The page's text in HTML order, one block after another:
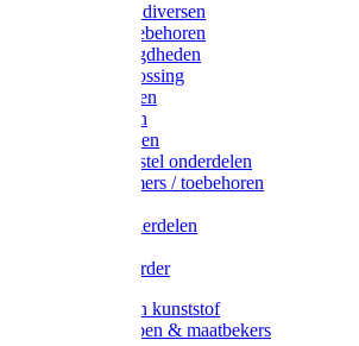
Koe / Stier diversen
Melkers toebehoren
Stalbenodigdheden
Kalververlossing
Stierenringen
Onthoornen
Kalverflessen
Koerugborstel onderdelen
Kalveremmers / toebehoren
Koelift onderdelen
Uieronthaarder
Voerbakken kunststof
Voerscheppen & maatbekers